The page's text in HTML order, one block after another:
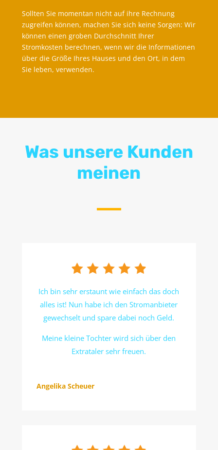
​Sollten Sie momentan nicht auf ihre Rechnung
zugreifen können, machen Sie sich keine Sorgen: Wir
können einen groben Durchschnitt Ihrer
Stromkosten berechnen, wenn wir die Informationen
über die Größe Ihres Hauses und den Ort, in dem
Sie leben, verwenden.
Was unsere Kunden
meinen
Ich bin sehr erstaunt wie einfach das doch
alles ist! Nun habe ich den Stromanbieter
gewechselt und spare dabei noch Geld.
Meine kleine Tochter wird sich über den
Extrataler sehr freuen.
Angelika Scheuer